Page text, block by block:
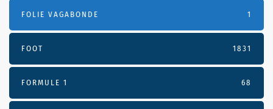
FOLIE VAGABONDE 1
FOOT 1831
FORMULE 1 68